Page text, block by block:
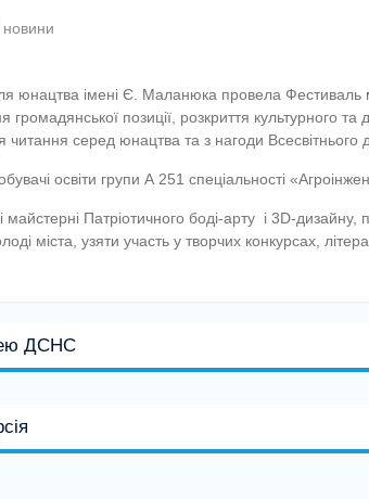
новини
юнацтва імені Є. Маланюка провела
позиції, розкриття культурного
серед юнацтва та з нагоди Всесвітнього
освіти групи А 251 спеціальності
майстерні Патріотичного боді-арту і 3D-
міста, узяти участь у творчих конкурсах,
ДСНС